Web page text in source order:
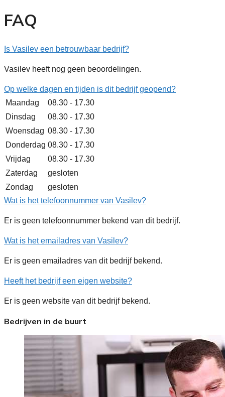
FAQ
Is Vasilev een betrouwbaar bedrijf?
Vasilev heeft nog geen beoordelingen.
Op welke dagen en tijden is dit bedrijf geopend?
Maandag
08.30 - 17.30
Dinsdag
08.30 - 17.30
Woensdag 08.30 - 17.30
Donderdag 08.30 - 17.30
Vrijdag
08.30 - 17.30
Zaterdag
gesloten
Zondag
gesloten
Wat is het telefoonnummer van Vasilev?
Er is geen telefoonnummer bekend van dit bedrijf.
Wat is het emailadres van Vasilev?
Er is geen emailadres van dit bedrijf bekend.
Heeft het bedrijf een eigen website?
Er is geen website van dit bedrijf bekend.
Bedrijven in de buurt